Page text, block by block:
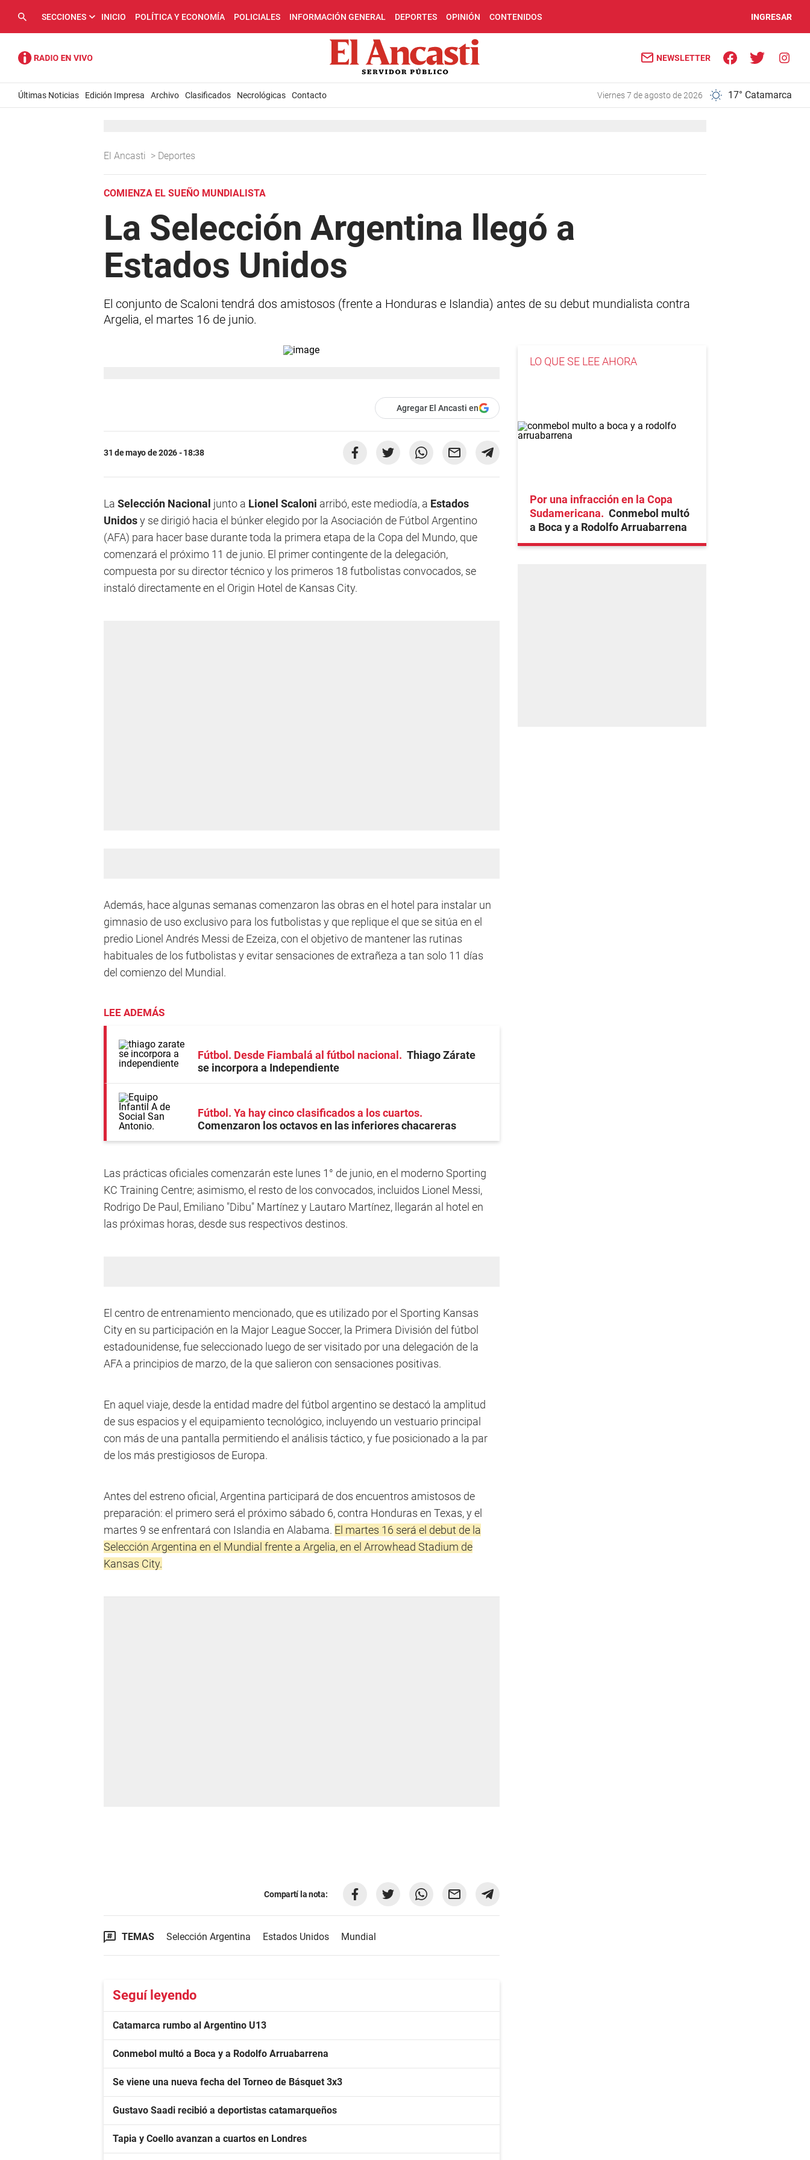
SECCIONES INICIO POLÍTICA Y ECONOMÍA POLICIALES INFORMACIÓN GENERAL DEPORTES OPINIÓN CONTENIDOS INGRESAR
NEWSLETTER
Últimas Noticias Edición Impresa Archivo Clasificados Necrológicas Contacto viernes 7 de agosto de 2026 17° Catamarca
El Ancasti > Deportes
COMIENZA EL SUEÑO MUNDIALISTA
La Selección Argentina llegó a
Estados Unidos
El conjunto de Scaloni tendrá dos amistosos (frente a Honduras e Islandia) antes de su debut mundialista contra
Argelia, el martes 16 de junio.
Agregar El Ancasti en
31 de mayo de 2026 - 18:38
La Selección Nacional junto a Lionel Scaloni arribó, este mediodía, a Estados
Unidosy se dirigió hacia el búnker elegido por la Asociación de Fútbol Argentino
(AFA) para hacer base durante toda la primera etapa de la Copa del Mundo, que
comenzará el próximo 11 de junio. El primer contingente de la delegación,
compuesta por su director técnico y los primeros 18 futbolistas convocados, se
instaló directamente en el Origin Hotel de Kansas City.
Además, hace algunas semanas comenzaron las obras en el hotel para instalar un
gimnasio de uso exclusivo para los futbolistas y que replique el que se sitúa en el
predio Lionel Andrés Messi de Ezeiza, con el objetivo de mantener las rutinas
habituales de los futbolistas y evitar sensaciones de extrañeza a tan solo 11 días
del comienzo del Mundial.
LEE ADEMÁS
Fútbol. Desde Fiambalá al fútbol nacional
Thiago Zárate
se incorpora a Independiente
Fútbol. Ya hay cinco clasificados a los cuartos
Comenzaron los octavos en las inferiores chacareras
Las prácticas oficiales comenzarán este lunes 1° de junio, en el moderno Sporting
KC Training Centre; asimismo, el resto de los convocados, incluidos Lionel Messi,
Rodrigo De Paul, Emiliano "Dibu" Martínez y Lautaro Martínez, llegarán al hotel en
las próximas horas, desde sus respectivos destinos.
El centro de entrenamiento mencionado, que es utilizado por el Sporting Kansas
City en su participación en la Major League Soccer, la Primera División del fútbol
estadounidense, fue seleccionado luego de ser visitado por una delegación de la
AFA a principios de marzo, de la que salieron con sensaciones positivas.
En aquel viaje, desde la entidad madre del fútbol argentino se destacó la amplitud
de sus espacios y el equipamiento tecnológico, incluyendo un vestuario principal
con más de una pantalla permitiendo el análisis táctico, y fue posicionado a la par
de los más prestigiosos de Europa.
Antes del estreno oficial, Argentina participará de dos encuentros amistosos de
preparación: el primero será el próximo sábado 6, contra Honduras en Texas, y el
martes 9 se enfrentará con Islandia en Alabama. El martes 16 será el debut de la
Selección Argentina en el Mundial frente a Argelia, en el Arrowhead Stadium de
Kansas City.
Compartí la nota:
TEMAS Selección Argentina Estados Unidos Mundial
Seguí leyendo
Catamarca rumbo al Argentino U13
Conmebol multó a Boca y a Rodolfo Arruabarrena
Se viene una nueva fecha del Torneo de Básquet 3x3
Gustavo Saadi recibió a deportistas catamarqueños
Tapia y Coello avanzan a cuartos en Londres
LO QUE SE LEE AHORA
Por una infracción en la Copa
Sudamericana
Conmebol multó
a Boca y a Rodolfo Arruabarrena